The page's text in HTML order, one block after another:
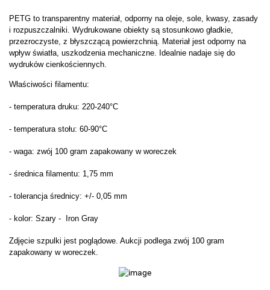
PETG to transparentny materiał, odporny na oleje, sole, kwasy, zasady
i rozpuszczalniki. Wydrukowane obiekty są stosunkowo gładkie,
przezroczyste, z błyszczącą powierzchnią. Materiał jest odporny na
wpływ światła, uszkodzenia mechaniczne. Idealnie nadaje się do
wydruków cienkościennych.
Właściwości filamentu:
- temperatura druku: 220-240°C
- temperatura stołu: 60-90°C
- waga: zwój 100 gram zapakowany w woreczek
- średnica filamentu: 1,75 mm
- tolerancja średnicy: +/- 0,05 mm
- kolor: Szary - Iron Gray
Zdjęcie szpulki jest poglądowe. Aukcji podlega zwój 100 gram
zapakowany w woreczek.